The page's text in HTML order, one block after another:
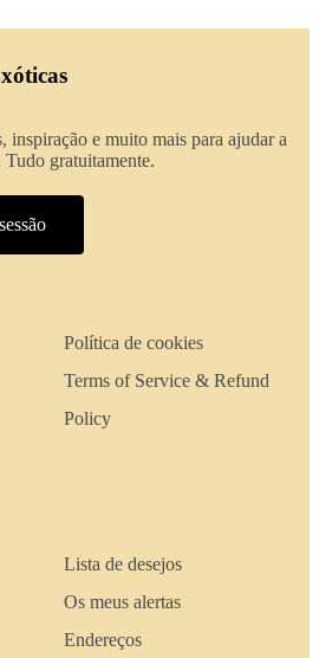
inspiração e muito mais para ajudar a
Tudo gratuitamente.
Política de cookies
Terms of Service & Refund
Policy
Lista de desejos
Os meus alertas
Endereços